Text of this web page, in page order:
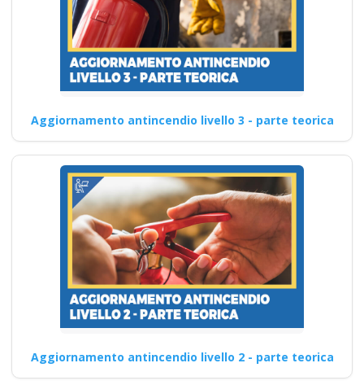
Aggiornamento antincendio livello 3 - parte teorica
Aggiornamento antincendio livello 2 - parte teorica